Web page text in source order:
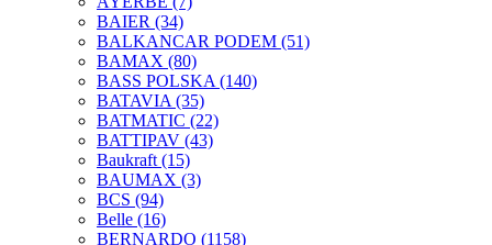
BAIER (34)
BALKANCAR PODEM (51)
BAMAX (80)
BASS POLSKA (140)
BATAVIA (35)
BATMATIC (22)
BATTIPAV (43)
Baukraft (15)
BAUMAX (3)
BCS (94)
Belle (16)
BERNARDO (1158)